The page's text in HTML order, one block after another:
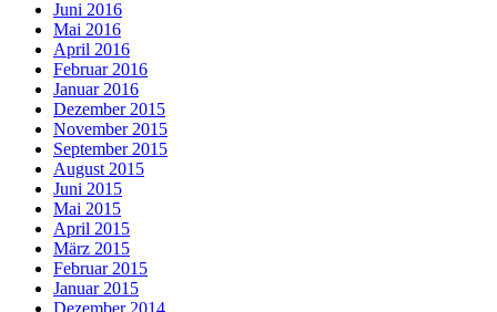
Juni 2016
Mai 2016
April 2016
Februar 2016
Januar 2016
Dezember 2015
November 2015
September 2015
August 2015
Juni 2015
Mai 2015
April 2015
März 2015
Februar 2015
Januar 2015
Dezember 2014